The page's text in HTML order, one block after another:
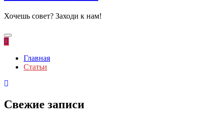
Хочешь совет? Заходи к нам!
Главная
Статьи
Свежие записи